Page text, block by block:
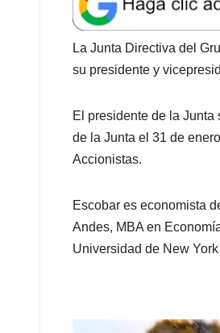
t
s
A
p
e
b
o
o
k
e
d
I
l
La Junta Directiva del
su presidente y
El presidente de la
de la Junta el 31 de
Accionistas.
Escobar es economista
Andes, MBA en
Universidad de New